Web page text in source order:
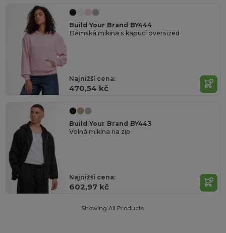
Build Your Brand BY444
Dámská mikina s kapucí oversized
Najnižší cena:
470,54 kč
Build Your Brand BY443
Volná mikina na zip
Najnižší cena:
602,97 kč
Showing All Products.